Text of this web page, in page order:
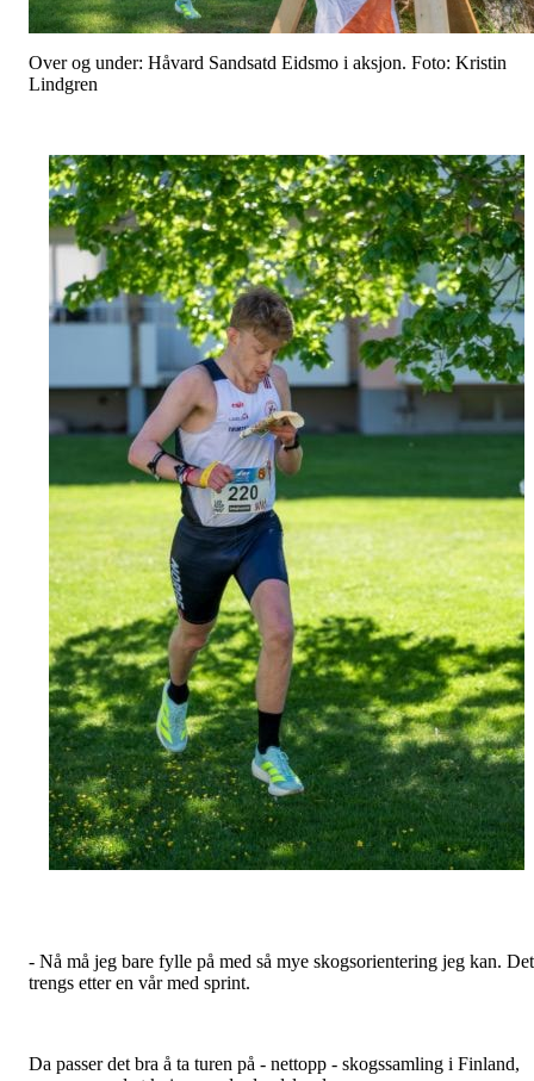
Over og under: Håvard Sandsatd Eidsmo i aksjon. Foto: Kristin
Lindgren
- Nå må jeg bare fylle på med så mye skogsorientering jeg kan. Det
trengs etter en vår med sprint.
Da passer det bra å ta turen på - nettopp - skogssamling i Finland,